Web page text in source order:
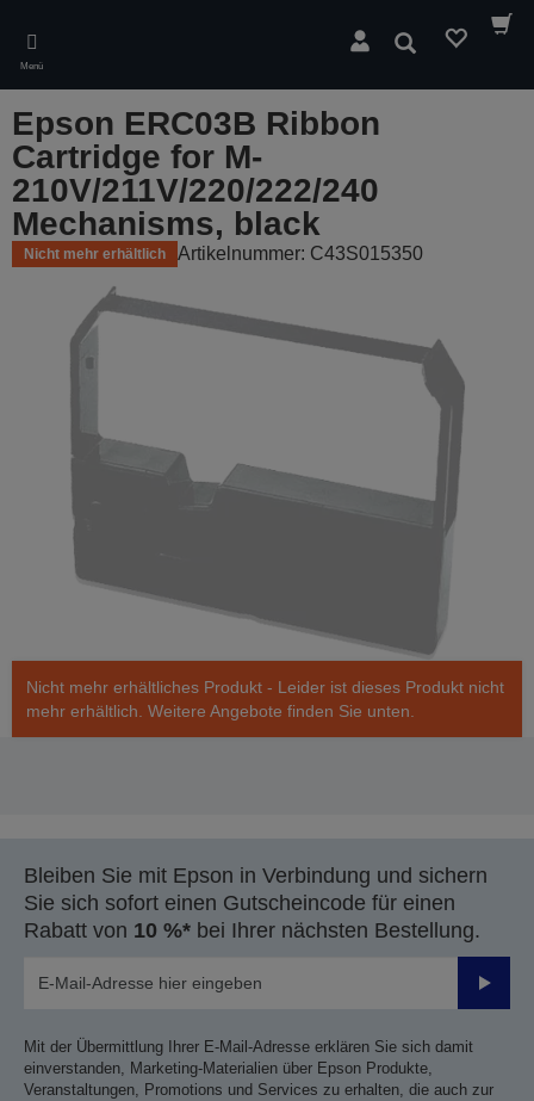
main
content
Menü
Suchen
Epson ERC03B Ribbon
Cartridge for M-
210V/211V/220/222/240
Mechanisms, black
Nicht mehr erhältlich Artikelnummer: C43S015350
Nicht mehr erhältliches Produkt - Leider ist dieses Produkt nicht
mehr erhältlich. Weitere Angebote finden Sie unten.
Bleiben Sie mit Epson in Verbindung und sichern
Sie sich sofort einen Gutscheincode für einen
Rabatt von 10 %* bei Ihrer nächsten Bestellung.
Mit der Übermittlung Ihrer E-Mail-Adresse erklären Sie sich damit
einverstanden, Marketing-Materialien über Epson Produkte,
Veranstaltungen, Promotions und Services zu erhalten, die auch zur